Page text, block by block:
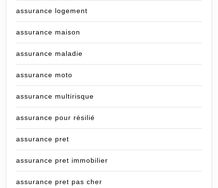
assurance logement
assurance maison
assurance maladie
assurance moto
assurance multirisque
assurance pour résilié
assurance pret
assurance pret immobilier
assurance pret pas cher